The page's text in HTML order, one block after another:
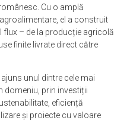
Cu o amplă
el a construit
– de la producție agricolă
finite livrate direct către
unul dintre cele mai
domeniu, prin investiții
eficiență
și proiecte cu valoare